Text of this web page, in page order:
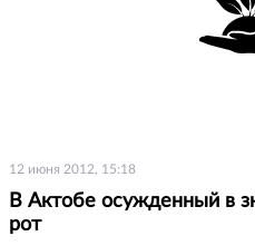
12 июня 2012, 15:18
В Актобе осужденный в
рот